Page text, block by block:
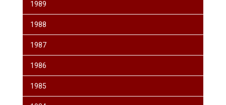
1989
1988
1987
1986
1985